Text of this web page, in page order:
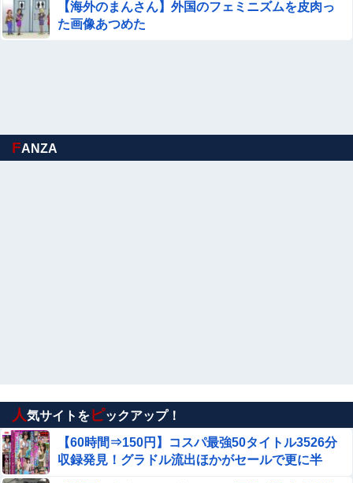
【海外のまんさん】外国のフェミニズムを皮肉っ
た画像あつめた
FANZA
人気サイトをピックアップ！
【60時間⇒150円】コスパ最強50タイトル3526分
収録発見！グラドル流出ほかがセールで更に半